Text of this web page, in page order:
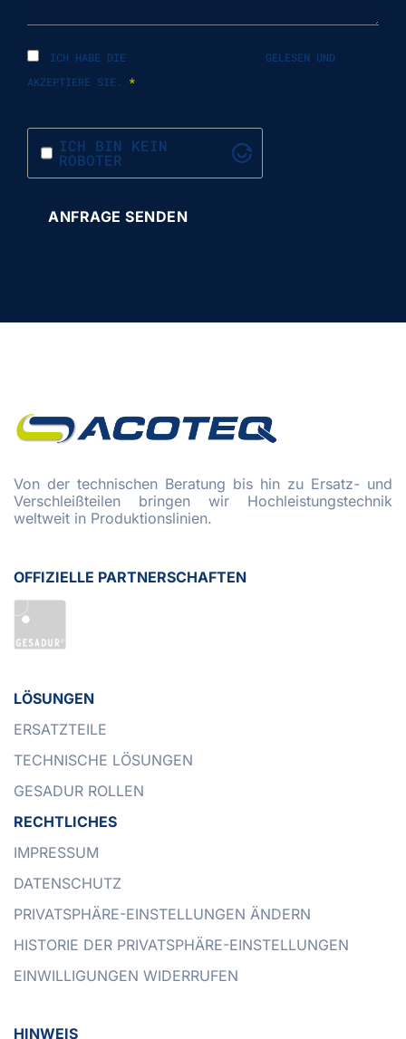
ICH HABE DIE
GELESEN UND
AKZEPTIERE SIE. *
ICH BIN KEIN
ROBOTER
Von der technischen Beratung bis hin zu Ersatz- und
Verschleißteilen bringen wir Hochleistungstechnik
weltweit in Produktionslinien.
OFFIZIELLE PARTNERSCHAFTEN
LÖSUNGEN
ERSATZTEILE
TECHNISCHE LÖSUNGEN
GESADUR ROLLEN
RECHTLICHES
IMPRESSUM
DATENSCHUTZ
PRIVATSPHÄRE-EINSTELLUNGEN ÄNDERN
HISTORIE DER PRIVATSPHÄRE-EINSTELLUNGEN
EINWILLIGUNGEN WIDERRUFEN
HINWEIS